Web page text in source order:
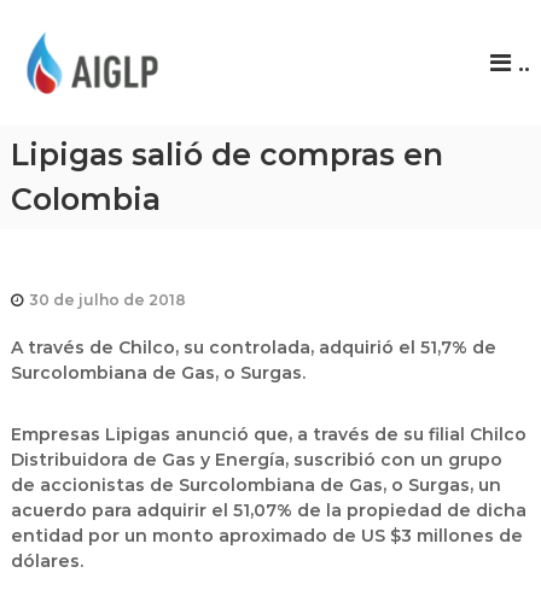
P
..
Lipigas salió de compras en
Colombia
30 de julho de 2018
A través de Chilco, su controlada, adquirió el 51,7% de
Surcolombiana de Gas, o Surgas.
Empresas Lipigas anunció que, a través de su filial Chilco
Distribuidora de Gas y Energía, suscribió con un grupo
de accionistas de Surcolombiana de Gas, o Surgas, un
acuerdo para adquirir el 51,07% de la propiedad de dicha
entidad por un monto aproximado de US $3 millones de
dólares.